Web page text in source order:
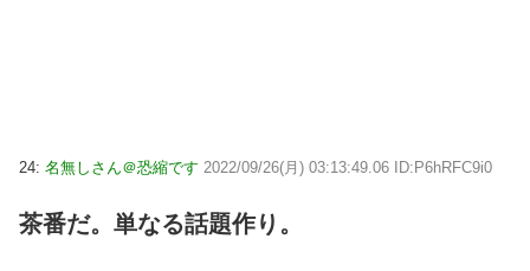
24: 名無しさん＠恐縮です 2022/09/26(月) 03:13:49.06 ID:P6hRFC9i0
茶番だ。単なる話題作り。